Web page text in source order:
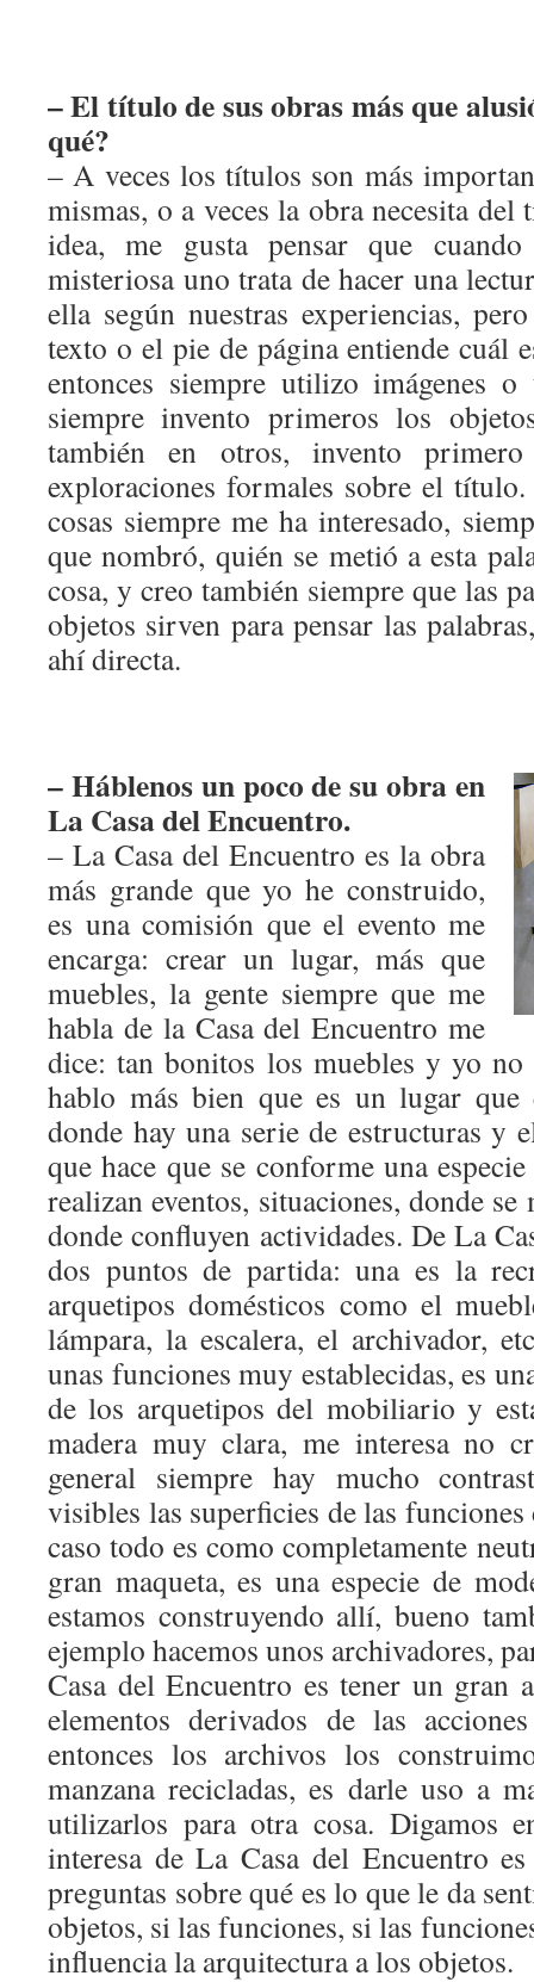
– El título de sus obras más que
qué?
– A veces los títulos son más
mismas, o a veces la obra necesita
idea, me gusta pensar que
misteriosa uno trata de hacer una
ella según nuestras experiencias,
texto o el pie de página entiende cuál
entonces siempre utilizo imágenes
siempre invento primeros los
también en otros, invento
exploraciones formales sobre el
cosas siempre me ha interesado,
que nombró, quién se metió a esta
cosa, y creo también siempre que las
objetos sirven para pensar las
ahí directa.
– Háblenos un poco de su obra en
La Casa del Encuentro.
– La Casa del Encuentro es la obra
más grande que yo he construido,
es una comisión que el evento me
encarga: crear un lugar, más que
muebles, la gente siempre que me
habla de la Casa del Encuentro me
dice: tan bonitos los muebles y yo
hablo más bien que es un lugar que
donde hay una serie de estructuras y
que hace que se conforme una
realizan eventos, situaciones, donde se
donde confluyen actividades. De La
dos puntos de partida: una es la
arquetipos domésticos como el
lámpara, la escalera, el archivador,
unas funciones muy establecidas, es
de los arquetipos del mobiliario y
madera muy clara, me interesa no
general siempre hay mucho
visibles las superficies de las funciones
caso todo es como completamente
gran maqueta, es una especie de
estamos construyendo allí, bueno
ejemplo hacemos unos archivadores,
Casa del Encuentro es tener un gran
elementos derivados de las
entonces los archivos los
manzana recicladas, es darle uso a
utilizarlos para otra cosa. Digamos
interesa de La Casa del Encuentro
preguntas sobre qué es lo que le da
objetos, si las funciones, si las
influencia la arquitectura a los objetos.